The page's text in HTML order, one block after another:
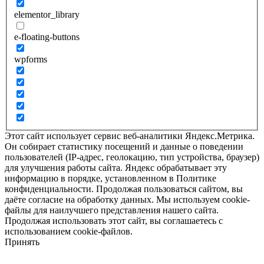
elementor_library
e-floating-buttons
wpforms
Этот сайт использует сервис веб-аналитики Яндекс.Метрика.
Он собирает статистику посещений и данные о поведении
пользователей (IP-адрес, геолокацию, тип устройства, браузер)
для улучшения работы сайта. Яндекс обрабатывает эту
информацию в порядке, установленном в Политике
конфиденциальности. Продолжая пользоваться сайтом, вы
даёте согласие на обработку данных. Мы используем cookie-
файлы для наилучшего представления нашего сайта.
Продолжая использовать этот сайт, вы соглашаетесь с
использованием cookie-файлов.
Принять